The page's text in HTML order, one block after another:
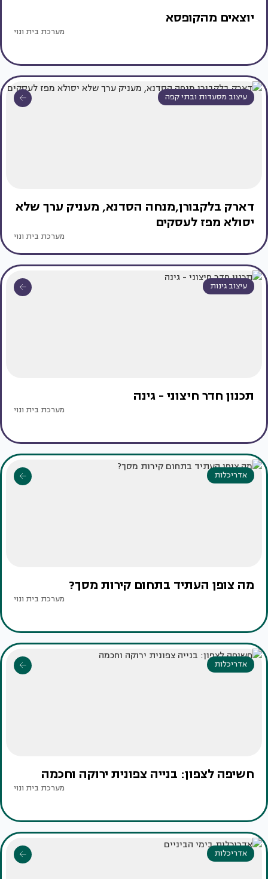
יוצאים מהקופסא
מערכת בית ונוי
עיצוב מסעדות ובתי קפה
דארק בלקבורן,מנחה הסדנא, מעניק ערך שלא
יסולא מפז לעסקים
מערכת בית ונוי
עיצוב גינות
תכנון חדר חיצוני - גינה
מערכת בית ונוי
אדריכלות
מה צופן העתיד בתחום קירות מסך?
מערכת בית ונוי
אדריכלות
חשיפה לצפון: בנייה צפונית ירוקה וחכמה
מערכת בית ונוי
אדריכלות